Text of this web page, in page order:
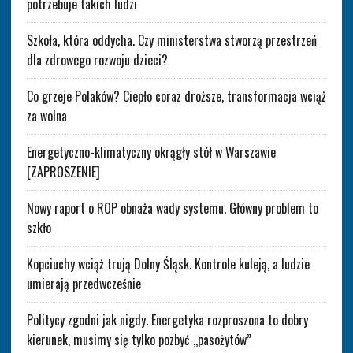
Szkoła, która oddycha. Czy ministerstwa stworzą przestrzeń
dla zdrowego rozwoju dzieci?
Co grzeje Polaków? Ciepło coraz droższe, transformacja wciąż
za wolna
Energetyczno-klimatyczny okrągły stół w Warszawie
[ZAPROSZENIE]
Nowy raport o ROP obnaża wady systemu. Główny problem to
szkło
Kopciuchy wciąż trują Dolny Śląsk. Kontrole kuleją, a ludzie
umierają przedwcześnie
Politycy zgodni jak nigdy. Energetyka rozproszona to dobry
kierunek, musimy się tylko pozbyć „pasożytów”